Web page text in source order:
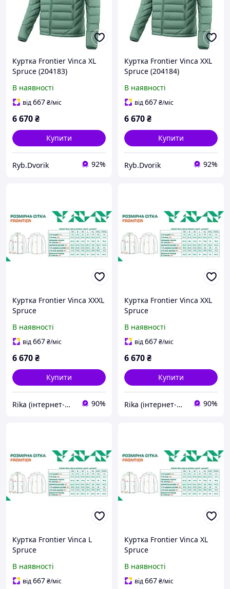
Куртка Frontier Vinca XL
Spruce (204183)
В наявності
від667₴/міс
6 670₴
Купити
Ryb.Dvorik 92%
Куртка Frontier Vinca XXL
Spruce (204184)
В наявності
від667₴/міс
6 670₴
Купити
Ryb.Dvorik 92%
Куртка Frontier Vinca XXXL
Spruce
В наявності
від667₴/міс
6 670₴
Купити
Rika (інтернет-магазин) 90%
Куртка Frontier Vinca XXL
Spruce
В наявності
від667₴/міс
6 670₴
Купити
Rika (інтернет-магазин) 90%
Куртка Frontier Vinca L
Spruce
В наявності
від667₴/міс
Куртка Frontier Vinca XL
Spruce
В наявності
від667₴/міс